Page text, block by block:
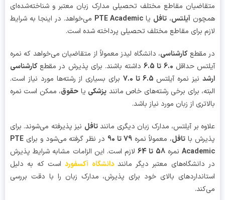
مقاطع مختلف تحصیلی مدارک زبان معتبر و شناخته‌شده‌ای
آیلتس،تافلیاPTE Academicمی‌خواهد. در اینجا به شرایط
برای مقاطع مختلف تحصیلی پرداخته شده است.
مقطعکارشناسی، دانشگاه لیدز معمولاً از متقاضیان می‌خواهد که نمره
حداقل6.0 تا 6.5 داشته باشند. برای پذیرش در مقطعکارشناسی
نیز نمره آیلتس6.5 تا 7.0
برای بسیاری از رشته‌ها مورد نیاز است.
برای برخی رشته‌های خاص مانند پزشکییاحقوق ، ممکن است نمره
از زبان مورد نیاز باشد.
بر آیلتس، مدارک زبان دیگری مانند تافلنیز پذیرفته می‌شوند. برای
باتافل، معمولاً نمره79 تا 90 در نظر گرفته می‌شود و برایPTE
نمره58 تا 64
لازم است. این الزامات مشابه شرایط پذیرش
معتبر دیگر ماننددانشگاه آکسفورداست که به دلیل
بالای خود برای پذیرش، مدارک زبان را با دقت بررسی